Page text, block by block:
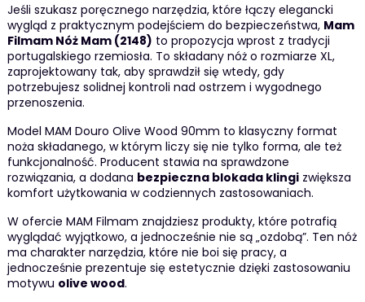
Jeśli szukasz poręcznego narzędzia, które łączy elegancki
wygląd z praktycznym podejściem do bezpieczeństwa, Mam
Filmam Nóż Mam (2148) to propozycja wprost z tradycji
portugalskiego rzemiosła. To składany nóż o rozmiarze XL,
zaprojektowany tak, aby sprawdził się wtedy, gdy
potrzebujesz solidnej kontroli nad ostrzem i wygodnego
przenoszenia.
Model MAM Douro Olive Wood 90mm to klasyczny format
noża składanego, w którym liczy się nie tylko forma, ale też
funkcjonalność. Producent stawia na sprawdzone
rozwiązania, a dodana bezpieczna blokada klingizwiększa
komfort użytkowania w codziennych zastosowaniach.
W ofercie MAM Filmam znajdziesz produkty, które potrafią
wyglądać wyjątkowo, a jednocześnie nie są „ozdobą”. Ten nóż
ma charakter narzędzia, które nie boi się pracy, a
jednocześnie prezentuje się estetycznie dzięki zastosowaniu
motywu olive wood.